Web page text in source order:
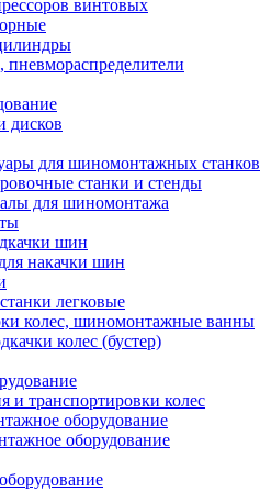
винтовых
дисков
для шиномонтажных станков
станки и стенды
для шиномонтажа
шин
накачки шин
легковые
колес, шиномонтажные ванны
колес (бустер)
и транспортировки колес
оборудование
оборудование